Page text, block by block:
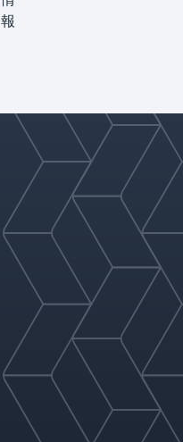
ームが
リスク
を軽減
り強力
な運用
成果を
達成で
きるよ
う支援
社の物
質移動
および
相分離
ソリュ
ーショ
ンは、
ケ
高度な
ョンを
品の品
質、ス
ループ
ット、
および
運用性
能を最
ます。
報